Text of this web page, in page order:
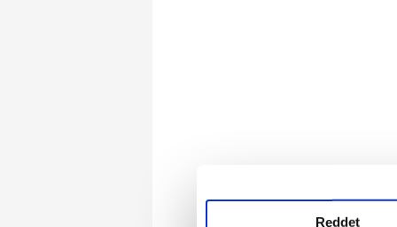
Reddet